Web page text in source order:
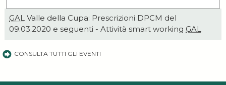
GAL Valle della Cupa: Prescrizioni DPCM del
09.03.2020 e seguenti - Attività smart working GAL
CONSULTA TUTTI GLI EVENTI